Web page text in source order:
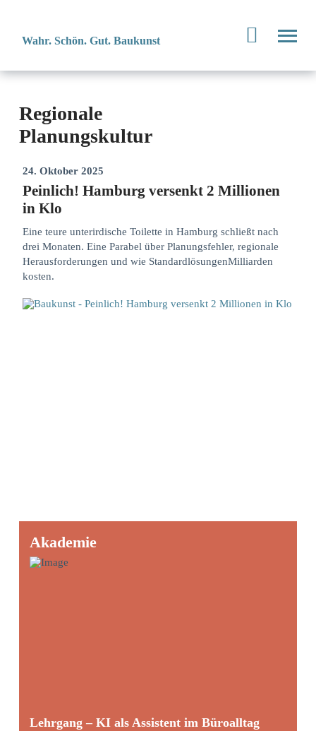
Wahr. Schön. Gut. Baukunst
Regionale
Planungskultur
24. Oktober 2025
Peinlich! Hamburg versenkt 2 Millionen
in Klo
Eine teure unterirdische Toilette in Hamburg schließt nach
drei Monaten. Eine Parabel über Planungsfehler, regionale
Herausforderungen und wie StandardlösungenMilliarden
kosten.
Akademie
Lehrgang – KI als Assistent im Büroalltag